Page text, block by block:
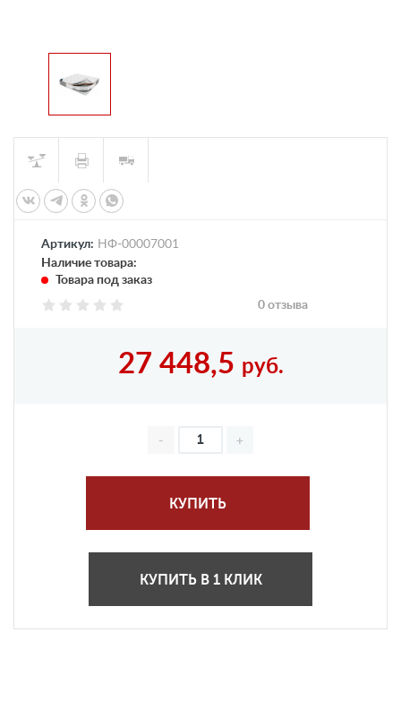
Артикул: НФ-00007001
Наличие товара:
Товара под заказ
0 отзыва
27 448,5 руб.
КУПИТЬ
КУПИТЬ В 1 КЛИК